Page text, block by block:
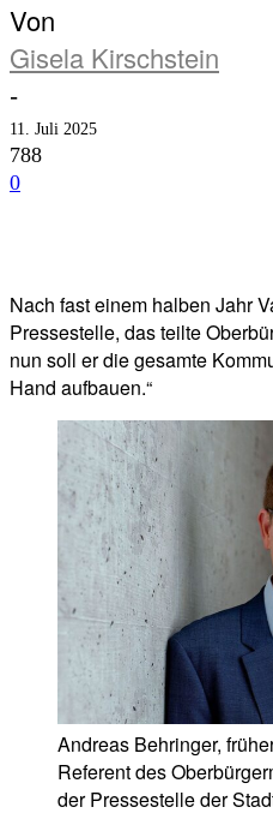
Von
Gisela Kirschstein
-
11. Juli 2025
788
0
Nach fast einem halben Jahr
Pressestelle, das teilte
nun soll er die gesamte
Hand aufbauen.“
Andreas Behringer,
Referent des
der Pressestelle der